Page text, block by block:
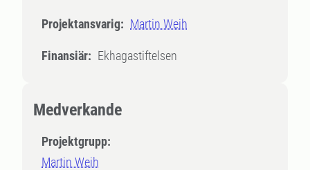
Projektansvarig: Martin Weih
Finansiär: Ekhagastiftelsen
Medverkande
Projektgrupp:
Martin Weih